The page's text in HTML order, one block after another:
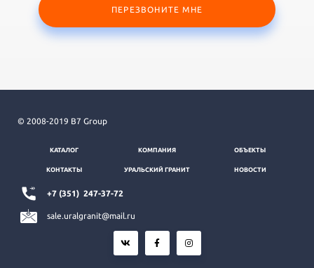
ПЕРЕЗВОНИТЕ МНЕ
© 2008-2019 B7 Group
КАТАЛОГ КОМПАНИЯ ОБЪЕКТЫ
КОНТАКТЫ УРАЛЬСКИЙ ГРАНИТ НОВОСТИ
+7 (351) 247-37-72
sale.uralgranit@mail.ru